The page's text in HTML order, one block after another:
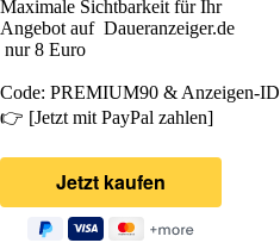
Maximale Sichtbarkeit für Ihr
Angebot auf Daueranzeiger.de
nur 8 Euro
Code: PREMIUM90 & Anzeigen-ID
👉 [Jetzt mit PayPal zahlen]